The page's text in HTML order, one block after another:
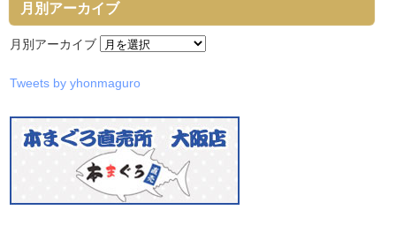
月別アーカイブ
月別アーカイブ
Tweets by yhonmaguro